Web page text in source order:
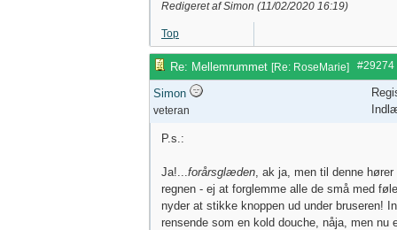
Redigeret af Simon (11/02/2020 16:19)
Top
#29274
Re: Mellemrummet [Re: RoseMarie]
Simon
veteran
P.s.:
Ja!...forårsglæden, ak ja, men til denne
regnen - ej at forglemme alle de små med
nyder at stikke knoppen ud under bruseren!
rensende som en kold douche, nåja, men nu